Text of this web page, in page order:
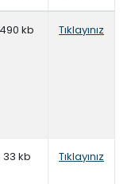
490 kb Tıklayınız
33 kb Tıklayınız